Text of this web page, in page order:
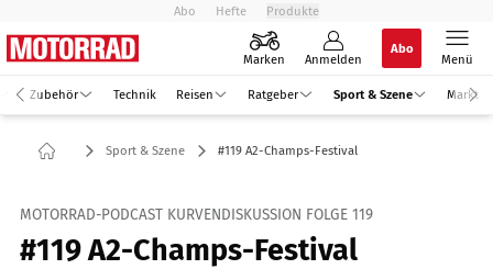
Abo Hefte Produkte
Marken Anmelden
Abo
Menü
Zubehör Technik Reisen Ratgeber Sport & Szene Markt
Sport & Szene #119 A2-Champs-Festival
MOTORRAD-PODCAST KURVENDISKUSSION FOLGE 119
#119 A2-Champs-Festival